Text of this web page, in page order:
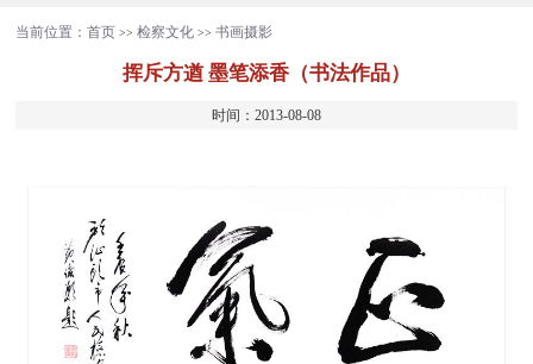
当前位置：首页 >>检察文化 >>书画摄影
挥斥方遒 墨笔添香（书法作品）
时间：2013-08-08